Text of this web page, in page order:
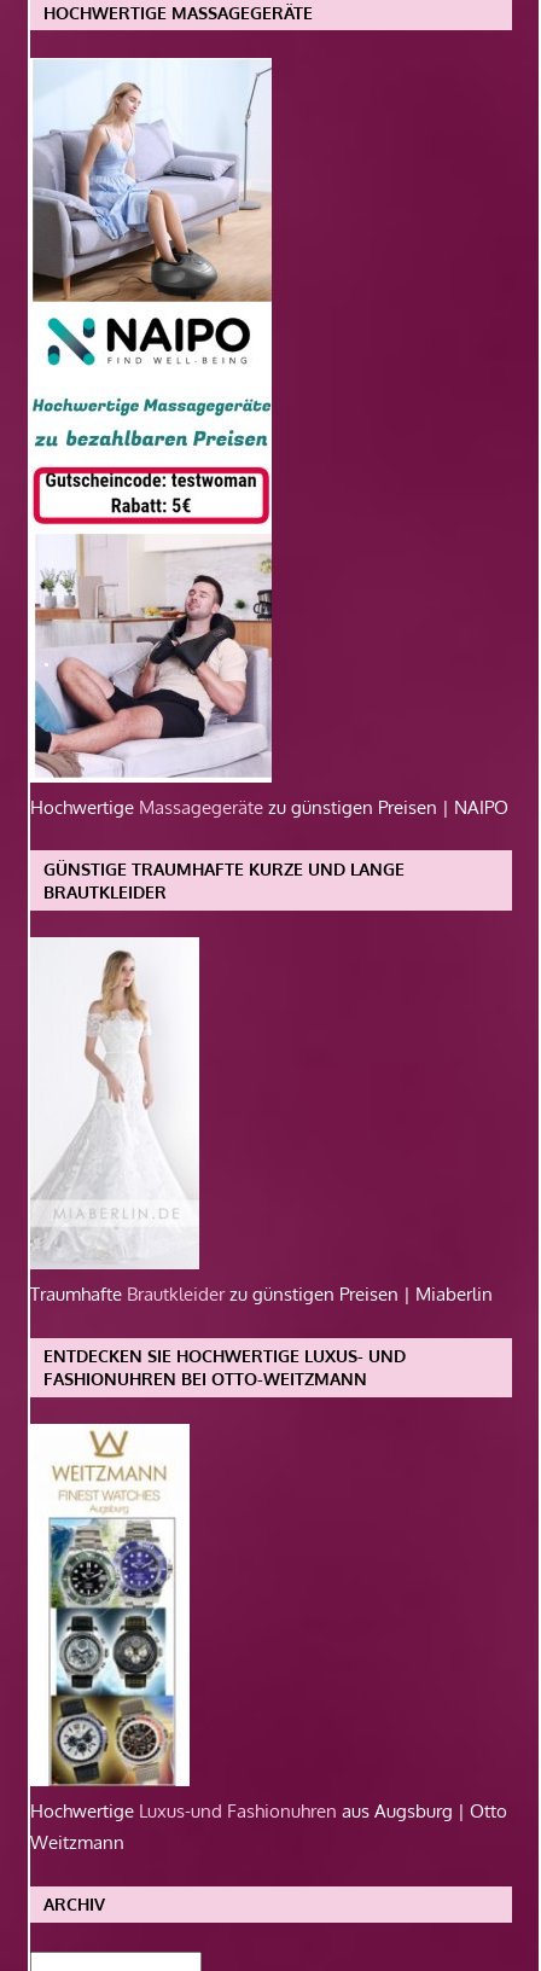
HOCHWERTIGE MASSAGEGERÄTE
Hochwertige Massagegeräte zu günstigen Preisen | NAIPO
GÜNSTIGE TRAUMHAFTE KURZE UND LANGE
BRAUTKLEIDER
Traumhafte Brautkleiderzu günstigen Preisen | Miaberlin
ENTDECKEN SIE HOCHWERTIGE LUXUS- UND
FASHIONUHREN BEI OTTO-WEITZMANN
Hochwertige Luxus-und Fashionuhren aus Augsburg | Otto
Weitzmann
ARCHIV